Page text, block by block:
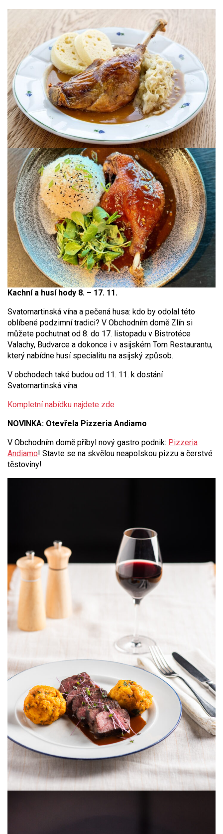
Kachní a husí hody 8. – 17. 11.
Svatomartinská vína a pečená husa: kdo by odolal této
oblíbené podzimní tradici? V Obchodním domě Zlín si
můžete pochutnat od 8. do 17. listopadu v Bistrotéce
Valachy, Budvarce a dokonce i v asijském Tom Restaurantu,
který nabídne husí specialitu na asijský způsob.
V obchodech také budou od 11. 11. k dostání
Svatomartinská vína.
Kompletní nabídku najdete zde
NOVINKA: Otevřela Pizzeria Andiamo
V Obchodním domě přibyl nový gastro podnik: Pizzeria
Andiamo! Stavte se na skvělou neapolskou pizzu a čerstvé
těstoviny!